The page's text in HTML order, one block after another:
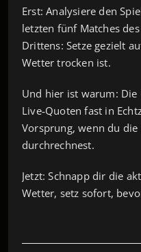
Erst: Analysiere den
letzten fünf Matches
Drittens: Setze gezielt
Wetter trocken ist.
Und hier ist warum:
Live‑Quoten fast in
Vorsprung, wenn du
durchrechnest.
Jetzt: Schnapp dir die
Wetter, setz sofort,